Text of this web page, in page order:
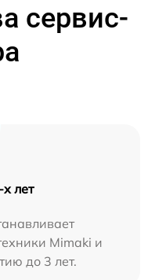
сервис-
лет
Mimaki и
до 3 лет.